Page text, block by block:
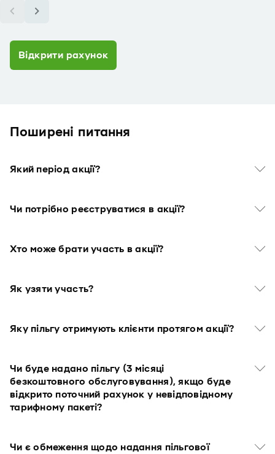
Відкрити рахунок
Поширені питання
Який період акції?
Чи потрібно реєструватися в акції?
Хто може брати участь в акції?
Як узяти участь?
Яку пільгу отримують клієнти протягом акції?
Чи буде надано пільгу (3 місяці
безкоштовного обслуговування), якщо буде
відкрито поточний рахунок у невідповідному
тарифному пакеті?
Чи є обмеження щодо надання пільгової